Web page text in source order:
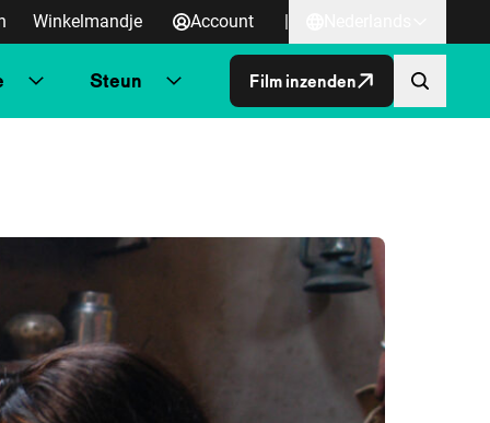
Winkelmandje Account |
Steun Film inzenden